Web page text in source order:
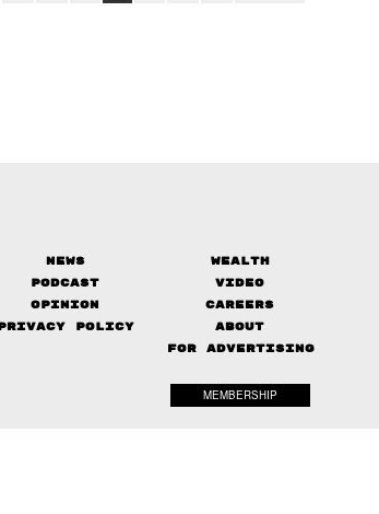
News Wealth
Podcast
Video
Opinion
Careers
Privacy Policy
About
FOR ADVERTISING
MEMBERSHIP